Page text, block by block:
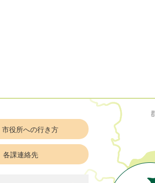
市役所への行き方
各課連絡先